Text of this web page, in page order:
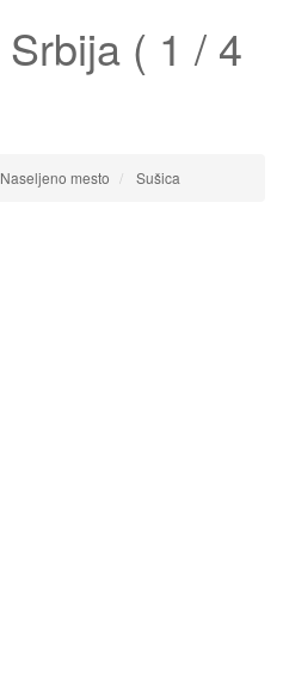
Srbija ( 1 / 4
Naseljeno mesto Sušica